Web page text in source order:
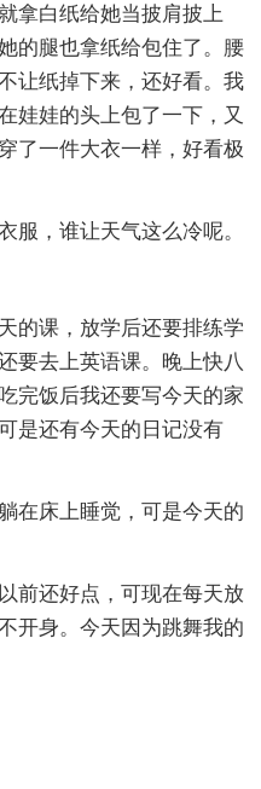
拿白纸给她当披肩披上
的腿也拿纸给包住了。腰
让纸掉下来，还好看。我
娃娃的头上包了一下，又
了一件大衣一样，好看极
服，谁让天气这么冷呢。
的课，放学后还要排练学
要去上英语课。晚上快八
完饭后我还要写今天的家
是还有今天的日记没有
在床上睡觉，可是今天的
前还好点，可现在每天放
开身。今天因为跳舞我的